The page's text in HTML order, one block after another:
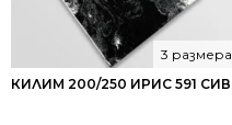
КИЛИМ 200/250 ИРИС 591 СИВ
3 размера